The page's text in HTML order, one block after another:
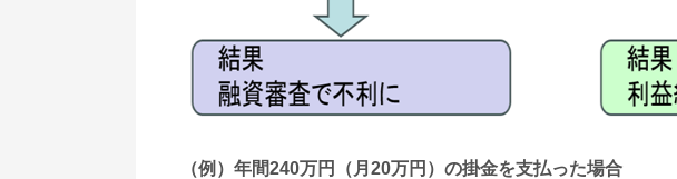
（例）年間240万円（月20万円）の掛金を支払った場合